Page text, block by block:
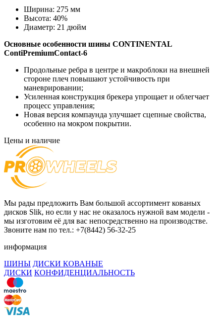
Ширина: 275 мм
Высота: 40%
Диаметр: 21 дюйм
Основные особенности шины CONTINENTAL
ContiPremiumContact-6
Продольные ребра в центре и макроблоки на внешней
стороне плеч повышают устойчивость при
маневрировании;
Усиленная конструкция брекера упрощает и облегчает
процесс управления;
Новая версия компаунда улучшает сцепные свойства,
особенно на мокром покрытии.
Цены и наличие
Мы рады предложить Вам большой ассортимент кованых
дисков Slik, но если у нас не оказалось нужной вам модели -
мы изготовим её для вас непосредственно на производстве.
Звоните нам по тел.: +7(8442) 56-32-25
информация
ШИНЫ ДИСКИ КОВАНЫЕ
ДИСКИ КОНФИДЕНЦИАЛЬНОСТЬ